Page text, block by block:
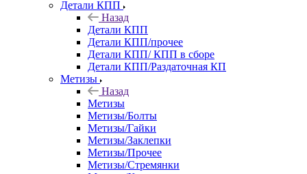
Детали КПП
Назад
Детали КПП
Детали КПП/прочее
Детали КПП/ КПП в сборе
Детали КПП/Раздаточная КП
Метизы
Назад
Метизы
Метизы/Болты
Метизы/Гайки
Метизы/Заклепки
Метизы/Прочее
Метизы/Стремянки